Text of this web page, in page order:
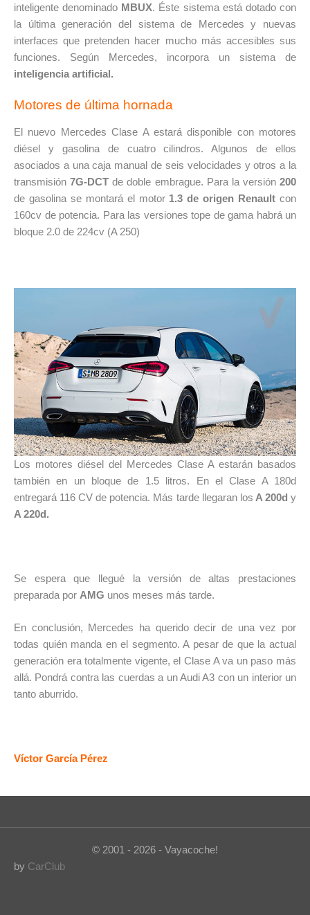
inteligente denominado MBUX. Éste sistema está dotado con
la última generación del sistema de Mercedes y nuevas
interfaces que pretenden hacer mucho más accesibles sus
funciones. Según Mercedes, incorpora un sistema de
inteligencia artificial.
Motores de última hornada
El nuevo Mercedes Clase A estará disponible con motores
diésel y gasolina de cuatro cilindros. Algunos de ellos
asociados a una caja manual de seis velocidades y otros a la
transmisión 7G-DCT de doble embrague. Para la versión 200
de gasolina se montará el motor 1.3 de origen Renaultcon
160cv de potencia. Para las versiones tope de gama habrá un
bloque 2.0 de 224cv (A 250)
Los motores diésel del Mercedes Clase A estarán basados
también en un bloque de 1.5 litros. En el Clase A 180d
entregará 116 CV de potencia. Más tarde llegaran los A 200d y
A 220d.
Se espera que llegué la versión de altas prestaciones
preparada por AMG unos meses más tarde.
En conclusión, Mercedes ha querido decir de una vez por
todas quién manda en el segmento. A pesar de que la actual
generación era totalmente vigente, el Clase A va un paso más
allá. Pondrá contra las cuerdas a un Audi A3 con un interior un
tanto aburrido.
Víctor García Pérez
© 2001 - 2026 - Vayacoche!
by CarClub